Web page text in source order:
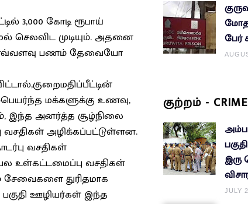
3,000 கோடி ரூபாய்
செலவிட முடியும். அதனை
எவ்வளவு பணம் தேவையோ
மக்களுக்கு உணவு,
இந்த அனர்த்த சூழ்நிலை
அழிக்கப்பட்டுள்ளன.
வசதிகள்
உள்கட்டமைப்பு வசதிகள்
துரிதமாக
ஊழியர்கள் இந்த
பேர்
குற்றம் -
இரு
JULY